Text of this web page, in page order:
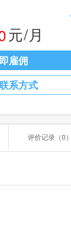
元/月
雇佣
系方式
评价记录（0